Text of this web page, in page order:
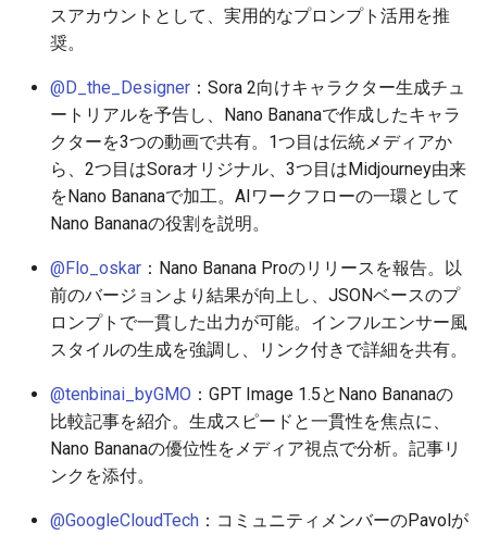
2026-06-04
2026-06-03
2026-06-02
2026-06-01
2026-05-30
2026-05-29
2026-05-28
2026-05-27
2025-11-19
2025-11-18
2025-11-17
2025-11-16
2025-11-14
2025-11-13
2025-11-12
2025-11-11
2026-06-04
2026-06-03
2026-06-02
2026-06-01
2026-05-30
2026-05-29
2026-05-28
2026-05-27
2025-11-19
2025-11-18
2025-11-17
2025-11-16
2025-11-14
2025-11-13
2025-11-12
2025-11-11
2026-06-01
2026-05-31
2026-05-30
2026-05-29
2026-05-28
2026-05-27
2026-05-26
2026-05-25
2026-05-24
2026-05-31
2026-05-30
2026-05-29
2026-05-28
2026-05-26
2026-05-25
2026-05-24
2026-05-23
2025-11-19
2025-11-18
2025-11-17
2025-11-16
2025-11-14
2025-11-13
2025-11-12
2025-11-11
2026-06-04
2026-06-03
2026-06-02
2026-06-01
2026-05-30
2026-05-29
2026-05-28
2026-05-27
スアカウントとして、実用的なプロンプト活用を推
奨。
@D_the_Designer ：Sora 2向けキャラクター生成チュ
ートリアルを予告し、Nano Bananaで作成したキャラ
クターを3つの動画で共有。1つ目は伝統メディアか
ら、2つ目はSoraオリジナル、3つ目はMidjourney由来
をNano Bananaで加工。AIワークフローの一環として
Nano Bananaの役割を説明。
@Flo_oskar ：Nano Banana Proのリリースを報告。以
前のバージョンより結果が向上し、JSONベースのプ
ロンプトで一貫した出力が可能。インフルエンサー風
スタイルの生成を強調し、リンク付きで詳細を共有。
@tenbinai_byGMO ：GPT Image 1.5とNano Bananaの
比較記事を紹介。生成スピードと一貫性を焦点に、
Nano Bananaの優位性をメディア視点で分析。記事リ
ンクを添付。
@GoogleCloudTech ：コミュニティメンバーのPavolが